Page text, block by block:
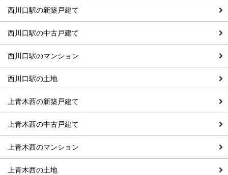
西川口駅の新築戸建て
西川口駅の中古戸建て
西川口駅のマンション
西川口駅の土地
上青木西の新築戸建て
上青木西の中古戸建て
上青木西のマンション
上青木西の土地